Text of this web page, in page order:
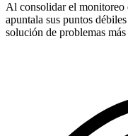
Al consolidar el monitoreo
apuntala sus puntos
solución de problemas